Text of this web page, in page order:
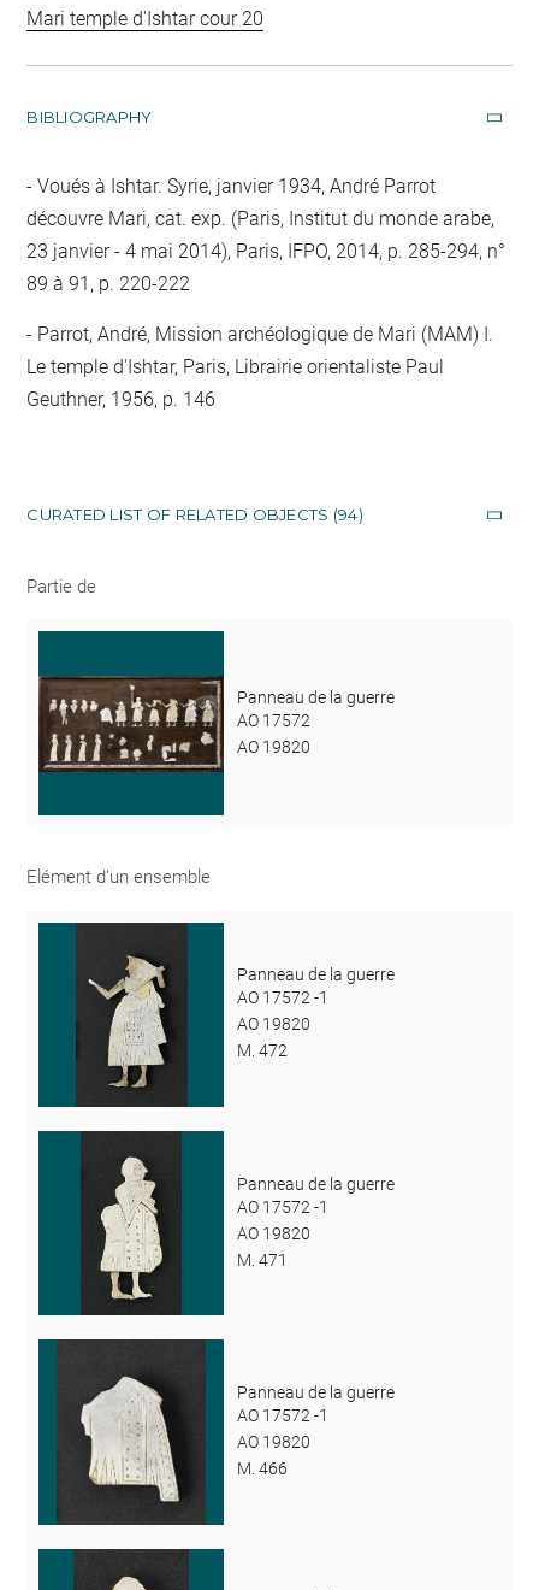
Mari temple d'Ishtar cour 20
BIBLIOGRAPHY
Voués à Ishtar. Syrie, janvier 1934, André Parrot
découvre Mari, cat. exp. (Paris, Institut du monde arabe,
23 janvier - 4 mai 2014), Paris, IFPO, 2014, p. 285-294, n°
89 à 91, p. 220-222
Parrot, André, Mission archéologique de Mari (MAM) I.
Le temple d'Ishtar, Paris, Librairie orientaliste Paul
Geuthner, 1956, p. 146
CURATED LIST OF RELATED OBJECTS (94)
Partie de
Panneau de la guerre
AO 17572
AO 19820
Elément d'un ensemble
Panneau de la guerre
AO 17572 -1
AO 19820
M. 472
Panneau de la guerre
AO 17572 -1
AO 19820
M. 471
Panneau de la guerre
AO 17572 -1
AO 19820
M. 466